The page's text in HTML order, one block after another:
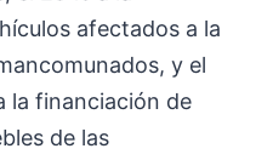
afectados a la
y el
la financiación de
de las